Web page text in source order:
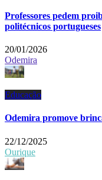
Professores pedem
politécnicos portugueses
20/01/2026
Odemira
Educação
Odemira promove
22/12/2025
Ourique